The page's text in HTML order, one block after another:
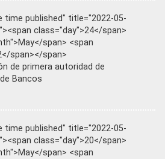
time published" title="2022-05-
class="day">24</span>
span> <span
span></span>
de primera autoridad de
Bancos
time published" title="2022-05-
class="day">20</span>
span> <span